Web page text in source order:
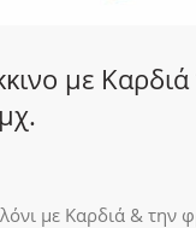
με Καρδιά
με Καρδιά & την